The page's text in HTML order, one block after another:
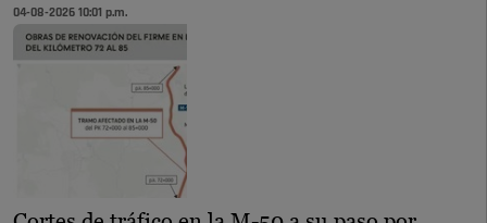
04-08-2026 10:01 p.m.